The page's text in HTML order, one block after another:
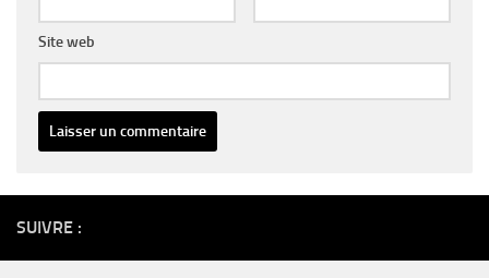
Site web
SUIVRE :